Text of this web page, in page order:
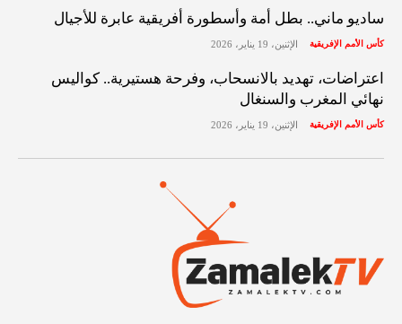
ساديو ماني.. بطل أمة وأسطورة أفريقية عابرة للأجيال
كأس الأمم الإفريقية الإثنين، 19 يناير، 2026
اعتراضات، تهديد بالانسحاب، وفرحة هستيرية.. كواليس
نهائي المغرب والسنغال
كأس الأمم الإفريقية الإثنين، 19 يناير، 2026